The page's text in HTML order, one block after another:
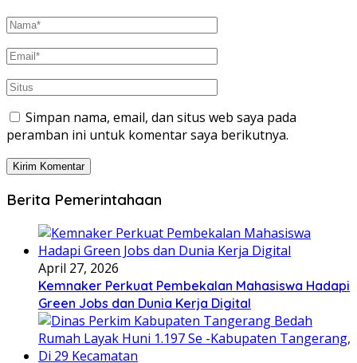
Simpan nama, email, dan situs web saya pada
peramban ini untuk komentar saya berikutnya.
Berita Pemerintahaan
April 27, 2026
Kemnaker Perkuat Pembekalan Mahasiswa Hadapi
Green Jobs dan Dunia Kerja Digital